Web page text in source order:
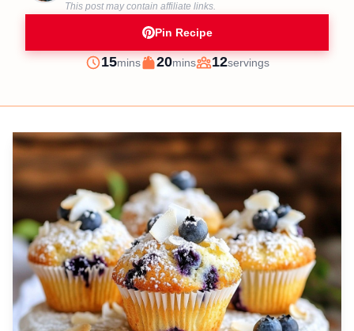
This post may contain affiliate links.
Pin Recipe
Prep
15minutes
mins
Cook
20minutes
mins
Servings
12servings